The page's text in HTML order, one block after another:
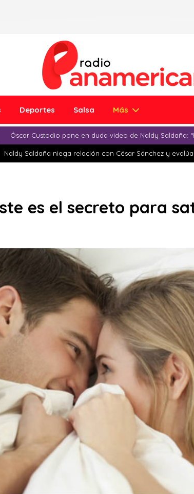
Deportes Salsa Más
Óscar Custodio pone en duda video de Naldy Saldaña:
Naldy Saldaña niega relación con César Sánchez y
es el secreto para